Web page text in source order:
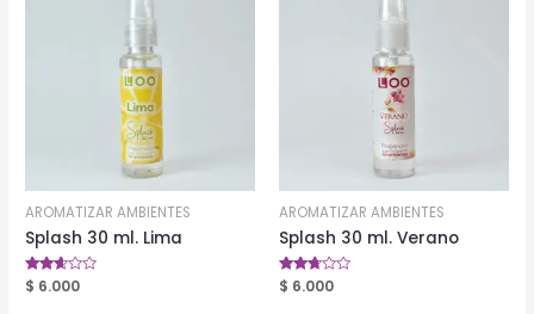
AROMATIZAR AMBIENTES
Splash 30 ml. Lima
Valorado
en
$ 6.000
AROMATIZAR AMBIENTES
Splash 30 ml. Verano
Valorado
en
$ 6.000